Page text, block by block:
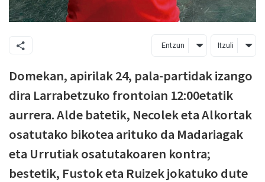
Entzun Itzuli
Domekan, apirilak 24, pala-partidak izango
dira Larrabetzuko frontoian 12:00etatik
aurrera. Alde batetik, Necolek eta Alkortak
osatutako bikotea arituko da Madariagak
eta Urrutiak osatutakoaren kontra;
bestetik, Fustok eta Ruizek jokatuko dute